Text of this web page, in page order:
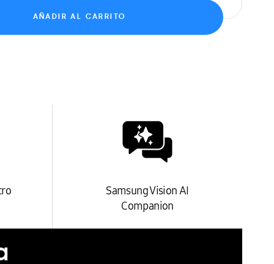
AÑADIR AL CARRITO
Samsung Vision AI
Companion